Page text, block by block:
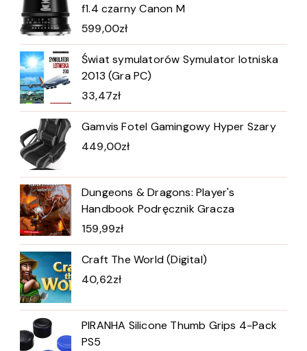
f1.4 czarny Canon M
599,00zł
Świat symulatorów Symulator lotniska
2013 (Gra PC)
33,47zł
Gamvis Fotel Gamingowy Hyper Szary
449,00zł
Dungeons & Dragons: Player's
Handbook Podręcznik Gracza
159,99zł
Craft The World (Digital)
40,62zł
PIRANHA Silicone Thumb Grips 4-Pack
PS5